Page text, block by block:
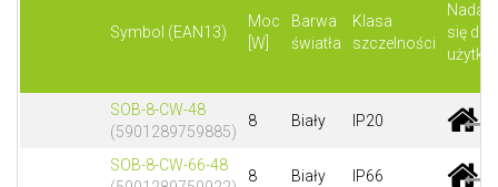
Symbol (EAN13)
Moc
[W]
Barwa
światła
Klasa
szczelności
Nadaje
się do
użytku
SOB-8-CW-48
(5901289759885)
8 Biały IP20
SOB-8-CW-66-48
8 Biały IP66